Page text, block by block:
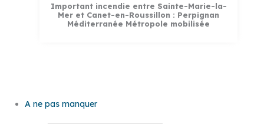
Important incendie entre Sainte-Marie-la-
Mer et Canet-en-Roussillon : Perpignan
Méditerranée Métropole mobilisée
A ne pas manquer